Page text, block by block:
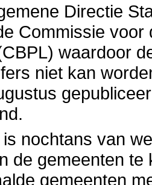
Directie
Commissie
waardoor
niet kan
nochtans van
de gemeenten
gemeenten